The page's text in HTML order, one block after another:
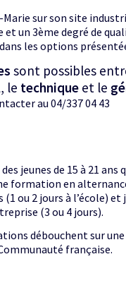
sur son site
et un 3ème degré de
les options
sont possibles
, le technique et le
au 04/337 04 43
des jeunes de 15 à 21 ans
formation en
(1 ou 2 jours à l’école) et
(3 ou 4 jours).
débouchent sur
française.